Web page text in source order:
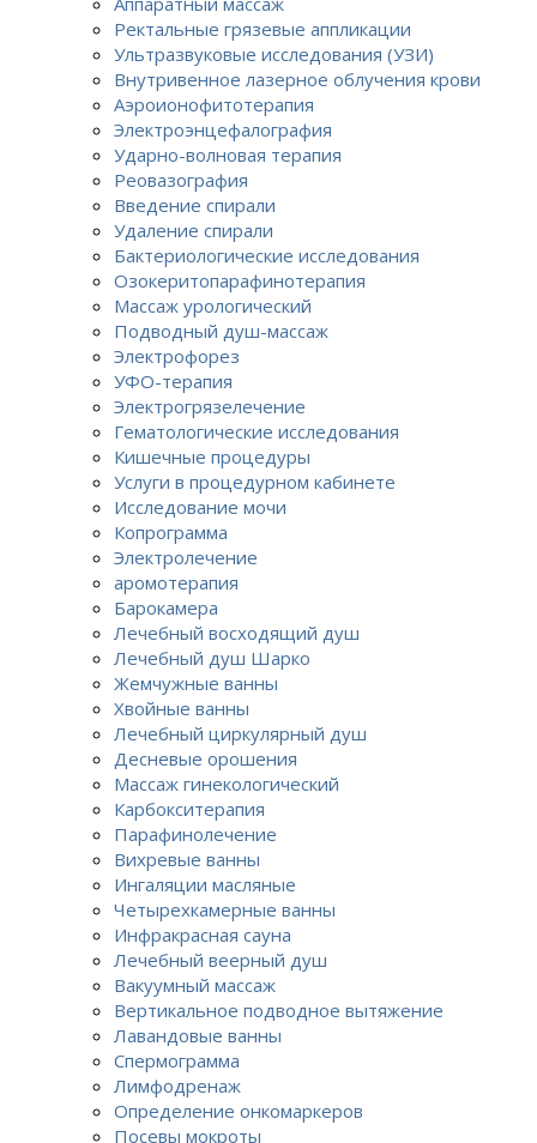
Ректальные грязевые аппликации
Ультразвуковые исследования (УЗИ)
Внутривенное лазерное облучения крови
Аэроионофитотерапия
Электроэнцефалография
Ударно-волновая терапия
Реовазография
Введение спирали
Удаление спирали
Бактериологические исследования
Озокеритопарафинотерапия
Массаж урологический
Подводный душ-массаж
Электрофорез
УФО-терапия
Электрогрязелечение
Гематологические исследования
Кишечные процедуры
Услуги в процедурном кабинете
Исследование мочи
Копрограмма
Электролечение
аромотерапия
Барокамера
Лечебный восходящий душ
Лечебный душ Шарко
Жемчужные ванны
Хвойные ванны
Лечебный циркулярный душ
Десневые орошения
Массаж гинекологический
Карбокситерапия
Парафинолечение
Вихревые ванны
Ингаляции масляные
Четырехкамерные ванны
Инфракрасная сауна
Лечебный веерный душ
Вакуумный массаж
Вертикальное подводное вытяжение
Лавандовые ванны
Спермограмма
Лимфодренаж
Определение онкомаркеров
Посевы мокроты